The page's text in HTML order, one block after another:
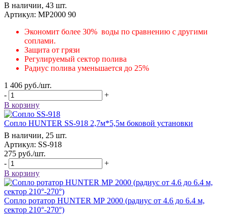
В наличии, 43 шт.
Артикул: MP2000 90
Экономит более 30% воды по сравнению с другими
соплами.
Защита от грязи
Регулируемый сектор полива
Радиус полива уменьшается до 25%
1 406 руб./шт.
-
+
В корзину
Сопло HUNTER SS-918 2,7м*5,5м боковой установки
В наличии, 25 шт.
Артикул: SS-918
275 руб./шт.
-
+
В корзину
Сопло ротатор HUNTER МР 2000 (радиус от 4.6 до 6.4 м,
сектор 210°-270°)